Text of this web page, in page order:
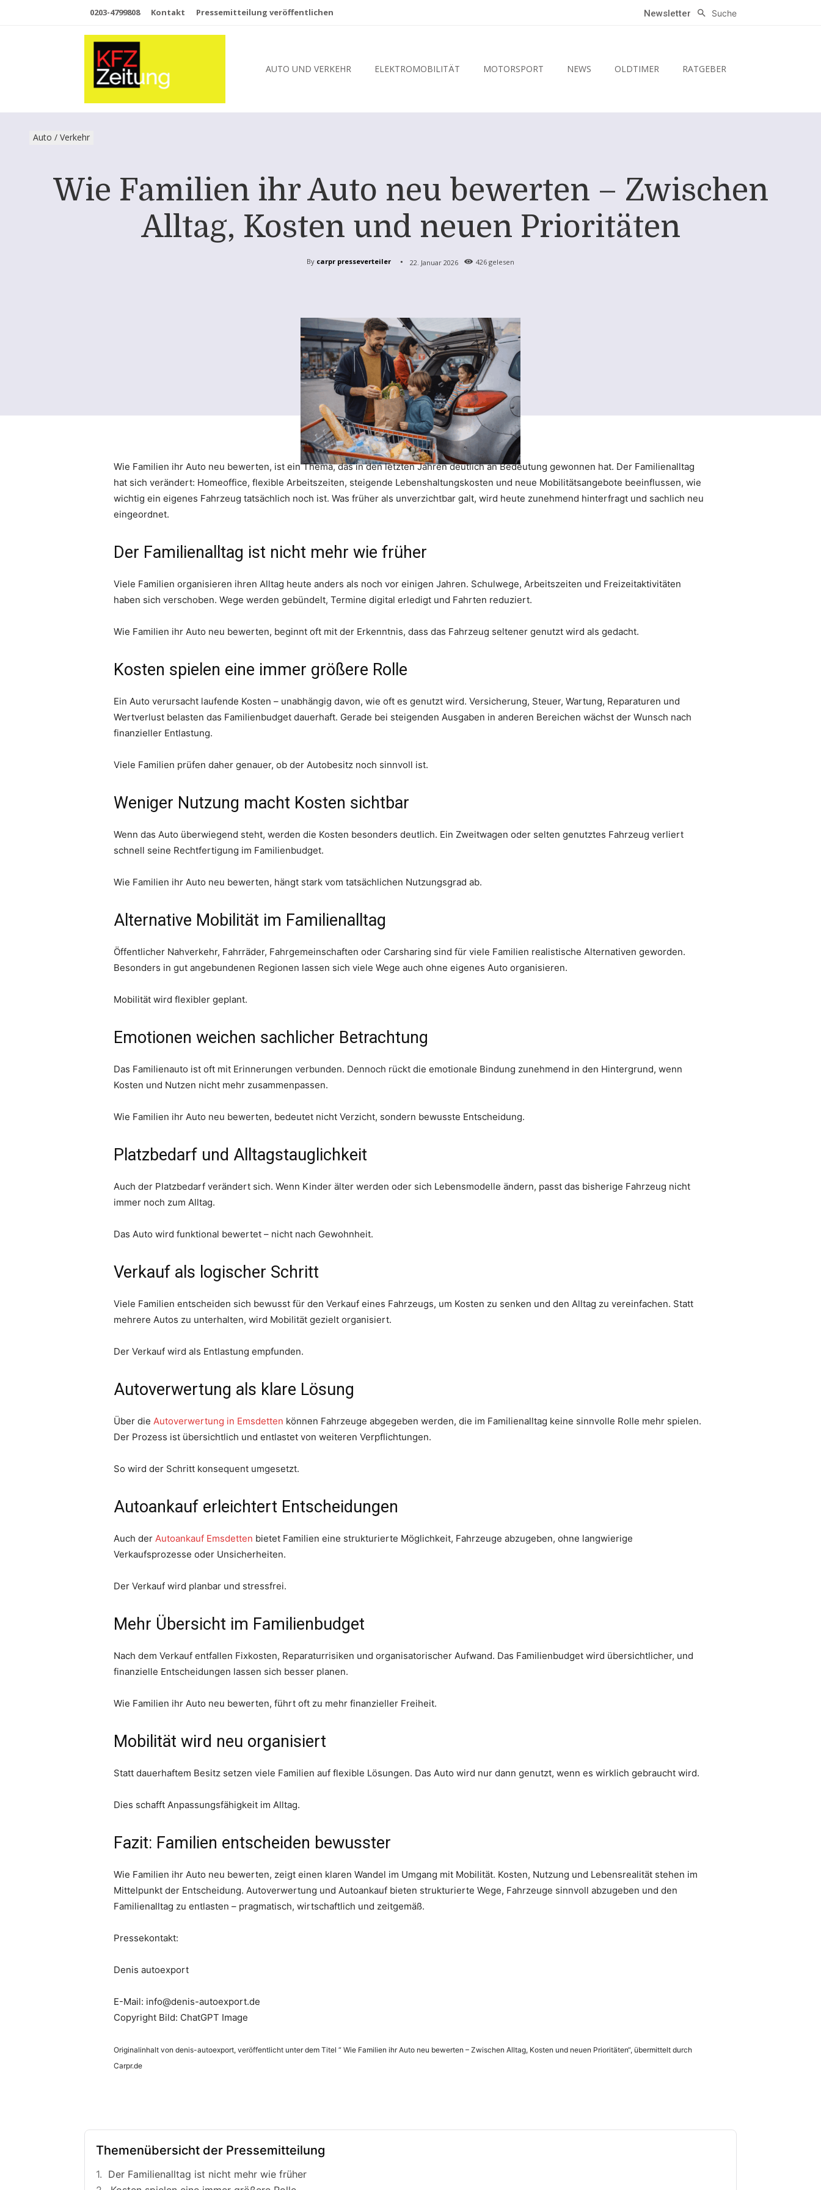
0203-4799808 Kontakt Pressemitteilung veröffentlichen Newsletter Suche
AUTO UND VERKEHR ELEKTROMOBILITÄT MOTORSPORT NEWS OLDTIMER RATGEBER
Auto / Verkehr
Wie Familien ihr Auto neu bewerten – Zwischen
Alltag, Kosten und neuen Prioritäten
By carpr presseverteiler 22. Januar 2026 426 gelesen
Wie Familien ihr Auto neu bewerten, ist ein Thema, das in den letzten Jahren deutlich an Bedeutung gewonnen hat. Der Familienalltag
hat sich verändert: Homeoffice, flexible Arbeitszeiten, steigende Lebenshaltungskosten und neue Mobilitätsangebote beeinflussen, wie
wichtig ein eigenes Fahrzeug tatsächlich noch ist. Was früher als unverzichtbar galt, wird heute zunehmend hinterfragt und sachlich neu
eingeordnet.
Der Familienalltag ist nicht mehr wie früher
Viele Familien organisieren ihren Alltag heute anders als noch vor einigen Jahren. Schulwege, Arbeitszeiten und Freizeitaktivitäten
haben sich verschoben. Wege werden gebündelt, Termine digital erledigt und Fahrten reduziert.
Wie Familien ihr Auto neu bewerten, beginnt oft mit der Erkenntnis, dass das Fahrzeug seltener genutzt wird als gedacht.
Kosten spielen eine immer größere Rolle
Ein Auto verursacht laufende Kosten – unabhängig davon, wie oft es genutzt wird. Versicherung, Steuer, Wartung, Reparaturen und
Wertverlust belasten das Familienbudget dauerhaft. Gerade bei steigenden Ausgaben in anderen Bereichen wächst der Wunsch nach
finanzieller Entlastung.
Viele Familien prüfen daher genauer, ob der Autobesitz noch sinnvoll ist.
Weniger Nutzung macht Kosten sichtbar
Wenn das Auto überwiegend steht, werden die Kosten besonders deutlich. Ein Zweitwagen oder selten genutztes Fahrzeug verliert
schnell seine Rechtfertigung im Familienbudget.
Wie Familien ihr Auto neu bewerten, hängt stark vom tatsächlichen Nutzungsgrad ab.
Alternative Mobilität im Familienalltag
Öffentlicher Nahverkehr, Fahrräder, Fahrgemeinschaften oder Carsharing sind für viele Familien realistische Alternativen geworden.
Besonders in gut angebundenen Regionen lassen sich viele Wege auch ohne eigenes Auto organisieren.
Mobilität wird flexibler geplant.
Emotionen weichen sachlicher Betrachtung
Das Familienauto ist oft mit Erinnerungen verbunden. Dennoch rückt die emotionale Bindung zunehmend in den Hintergrund, wenn
Kosten und Nutzen nicht mehr zusammenpassen.
Wie Familien ihr Auto neu bewerten, bedeutet nicht Verzicht, sondern bewusste Entscheidung.
Platzbedarf und Alltagstauglichkeit
Auch der Platzbedarf verändert sich. Wenn Kinder älter werden oder sich Lebensmodelle ändern, passt das bisherige Fahrzeug nicht
immer noch zum Alltag.
Das Auto wird funktional bewertet – nicht nach Gewohnheit.
Verkauf als logischer Schritt
Viele Familien entscheiden sich bewusst für den Verkauf eines Fahrzeugs, um Kosten zu senken und den Alltag zu vereinfachen. Statt
mehrere Autos zu unterhalten, wird Mobilität gezielt organisiert.
Der Verkauf wird als Entlastung empfunden.
Autoverwertung als klare Lösung
Über die Autoverwertung in Emsdetten können Fahrzeuge abgegeben werden, die im Familienalltag keine sinnvolle Rolle mehr spielen.
Der Prozess ist übersichtlich und entlastet von weiteren Verpflichtungen.
So wird der Schritt konsequent umgesetzt.
Autoankauf erleichtert Entscheidungen
Auch der Autoankauf Emsdetten bietet Familien eine strukturierte Möglichkeit, Fahrzeuge abzugeben, ohne langwierige
Verkaufsprozesse oder Unsicherheiten.
Der Verkauf wird planbar und stressfrei.
Mehr Übersicht im Familienbudget
Nach dem Verkauf entfallen Fixkosten, Reparaturrisiken und organisatorischer Aufwand. Das Familienbudget wird übersichtlicher, und
finanzielle Entscheidungen lassen sich besser planen.
Wie Familien ihr Auto neu bewerten, führt oft zu mehr finanzieller Freiheit.
Mobilität wird neu organisiert
Statt dauerhaftem Besitz setzen viele Familien auf flexible Lösungen. Das Auto wird nur dann genutzt, wenn es wirklich gebraucht wird.
Dies schafft Anpassungsfähigkeit im Alltag.
Fazit: Familien entscheiden bewusster
Wie Familien ihr Auto neu bewerten, zeigt einen klaren Wandel im Umgang mit Mobilität. Kosten, Nutzung und Lebensrealität stehen im
Mittelpunkt der Entscheidung. Autoverwertung und Autoankauf bieten strukturierte Wege, Fahrzeuge sinnvoll abzugeben und den
Familienalltag zu entlasten – pragmatisch, wirtschaftlich und zeitgemäß.
Pressekontakt:
Denis autoexport
E-Mail: info@denis-autoexport.de
Copyright Bild: ChatGPT Image
Originalinhalt von denis-autoexport, veröffentlicht unter dem Titel “ Wie Familien ihr Auto neu bewerten – Zwischen Alltag, Kosten und neuen Prioritäten“, übermittelt durch
Carpr.de
Themenübersicht der Pressemitteilung
Der Familienalltag ist nicht mehr wie früher